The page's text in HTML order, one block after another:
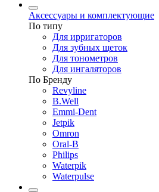
Аксессуары и комплектующие
По типу
Для ирригаторов
Для зубных щеток
Для тонометров
Для ингаляторов
По Бренду
Revyline
B.Well
Emmi-Dent
Jetpik
Omron
Oral-B
Philips
Waterpik
Waterpulse